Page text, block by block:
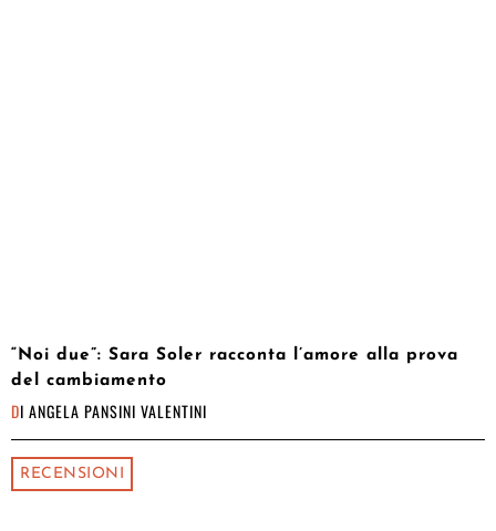
“Noi due”: Sara Soler racconta l’amore alla prova
del cambiamento
DI ANGELA PANSINI VALENTINI
RECENSIONI